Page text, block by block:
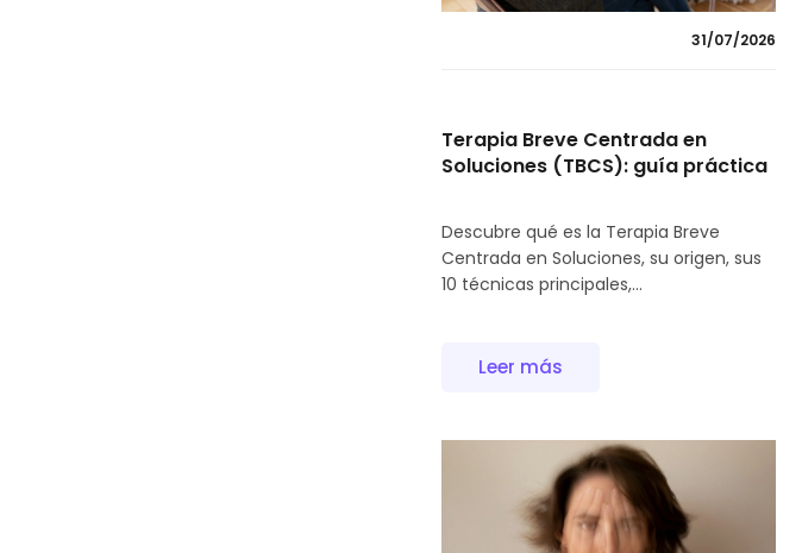
31/07/2026
Terapia Breve Centrada en
Soluciones (TBCS): guía práctica
Descubre qué es la Terapia Breve
Centrada en Soluciones, su origen, sus
10 técnicas principales,...
Leer más